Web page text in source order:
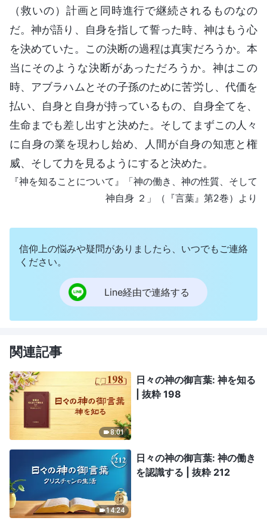
（救いの）計画と同時進行で継続されるものなの
だ。神が語り、自身を指して誓った時、神はもう心
を決めていた。この決断の過程は真実だろうか。本
当にそのような決断があっただろうか。神はこの
時、アブラハムとその子孫のために苦労し、代価を
払い、自身と自身が持っているもの、自身全てを、
生命までも差し出すと決めた。そしてまずこの人々
に自身の業を現わし始め、人間が自身の知恵と権
威、そして力を見るようにすると決めた。
『神を知ることについて』「神の働き、神の性質、そして
神自身 ２」（『言葉』第2巻）より
信仰上の悩みや疑問がありましたら、いつでもご連絡
ください。
Line経由で連絡する
関連記事
8:01
日々の神の御言葉: 神を知る
| 抜粋 198
14:24
日々の神の御言葉: 神の働き
を認識する | 抜粋 212